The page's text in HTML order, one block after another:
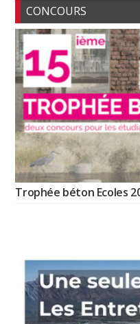
CONCOURS
Trophée béton Ecoles